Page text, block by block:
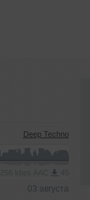
Deep Techno
03 августа